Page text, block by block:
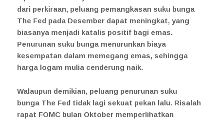
dari perkiraan, peluang pemangkasan suku bunga
The Fed pada Desember dapat meningkat, yang
biasanya menjadi katalis positif bagi emas.
Penurunan suku bunga menurunkan biaya
kesempatan dalam memegang emas, sehingga
harga logam mulia cenderung naik.
Walaupun demikian, peluang penurunan suku
bunga The Fed tidak lagi sekuat pekan lalu. Risalah
rapat FOMC bulan Oktober memperlihatkan